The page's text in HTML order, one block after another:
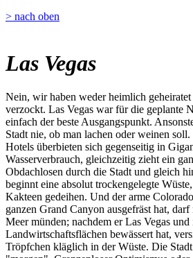
> nach oben
Las Vegas
Nein, wir haben weder heimlich
verzockt. Las Vegas war für die geplante
einfach der beste Ausgangspunkt.
Stadt nie, ob man lachen oder weinen
Hotels überbieten sich gegenseitig in
Wasserverbrauch, gleichzeitig zieht ein
Obdachlosen durch die Stadt und gleich
beginnt eine absolut trockengelegte
Kakteen gedeihen. Und der arme
ganzen Grand Canyon ausgefräst hat,
Meer münden; nachdem er Las Vegas und
Landwirtschaftsflächen bewässert hat,
Tröpfchen kläglich in der Wüste. Die